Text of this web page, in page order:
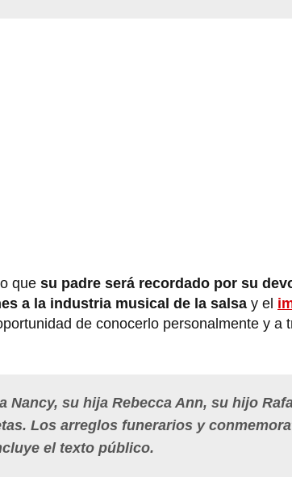
que su padre será recordado por su
a la industria musical de la salsa y el
de conocerlo personalmente y a
Nancy, su hija Rebecca Ann, su hijo
Los arreglos funerarios y
el texto público.